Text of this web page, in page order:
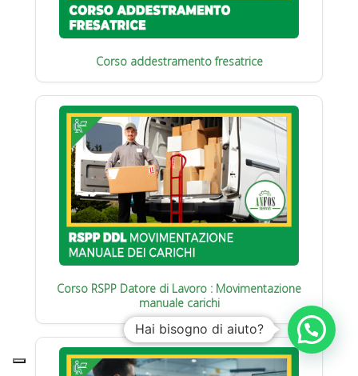
Corso addestramento fresatrice
Corso RSPP Datore di Lavoro : Movimentazione
manuale carichi
Hai bisogno di aiuto?